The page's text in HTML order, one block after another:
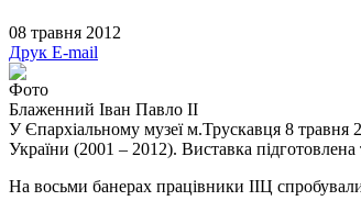
08 травня 2012
Друк E-mail
Фото
Блаженний Іван Павло ІІ
У Єпархіальному музеї м.Трускавця 8 травня
України (2001 – 2012). Виставка
На восьми банерах працівники ІІЦ